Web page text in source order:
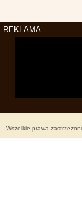
REKLAMA
Wszelkie prawa